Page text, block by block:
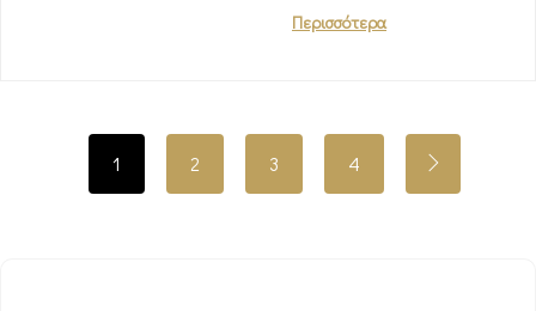
Περισσότερα
1 2 3 4